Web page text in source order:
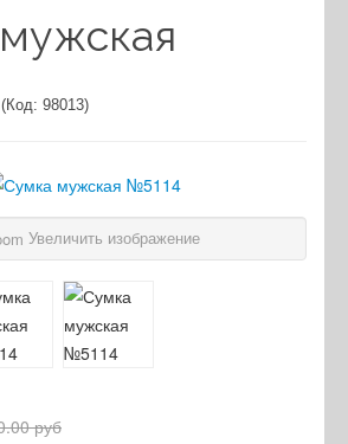
(Код: 98013)
Увеличить изображение
руб